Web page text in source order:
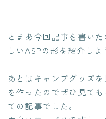
とまあ今回記事を書い
しいASPの形を紹介しよ
あとはキャンプグッズ
を作ったのでぜひ見て
ての記事でした。